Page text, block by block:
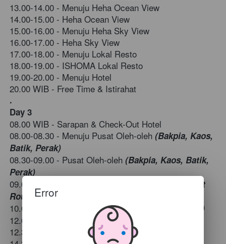
13.00-14.00 - Menuju Heha Ocean View
14.00-15.00 - Heha Ocean View
15.00-16.00 - Menuju Heha Sky View
16.00-17.00 - Heha Sky View
17.00-18.00 - Menuju Lokal Resto
18.00-19.00 - ISHOMA Lokal Resto
19.00-20.00 - Menuju Hotel
20.00 WIB - Free Time & Istirahat
.
Day 3
08.00 WIB - Sarapan & Check-Out Hotel
08.00-08.30 - Menuju Pusat Oleh-oleh (Bakpia, Kaos,
Batik, Perak)
08.30-09.00 - Pusat Oleh-oleh (Bakpia, Kaos, Batik,
Perak)
09.00-10.00 - Menuju J
(Short
Route)
10.00-12.00 - Jeep Lava Tour Merapi (Short Route)
12.00-12.30 - Menuju Lokal Resto
12.30-14.30 - ISHOMA Lokal Resto
Error